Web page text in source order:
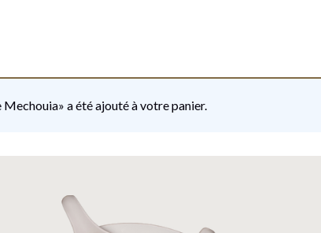
Mechouia» a été ajouté à votre panier.